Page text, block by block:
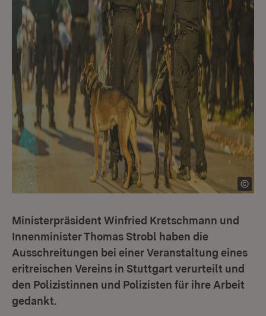
Ministerpräsident Winfried Kretschmann und
Innenminister Thomas Strobl haben die
Ausschreitungen bei einer Veranstaltung eines
eritreischen Vereins in Stuttgart verurteilt und
den Polizistinnen und Polizisten für ihre Arbeit
gedankt.